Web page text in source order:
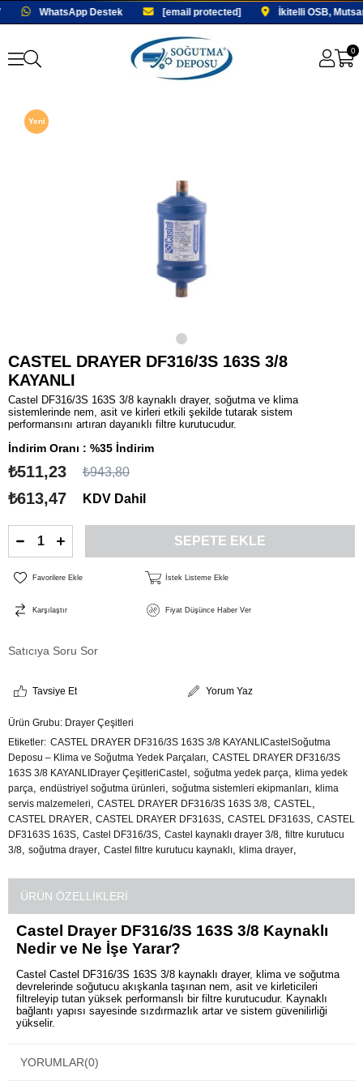
WhatsApp Destek [email protected] İkitelli OSB,
0
Yeni
CASTEL DRAYER DF316/3S 163S 3/8
KAYANLI
Castel DF316/3S 163S 3/8 kaynaklı drayer, soğutma ve klima
sistemlerinde nem, asit ve kirleri etkili şekilde tutarak sistem
performansını artıran dayanıklı filtre kurutucudur.
İndirim Oranı : %35 İndirim
₺943,80
₺511,23
KDV Dahil
₺613,47
Favorilere Ekle İstek Listeme Ekle
Karşılaştır Fiyat Düşünce Haber Ver
Satıcıya Soru Sor
Tavsiye Et Yorum Yaz
Ürün Grubu: Drayer Çeşitleri
Etiketler CASTEL DRAYER DF316/3S 163S 3/8 KAYANLICastelSoğutma
Deposu – Klima ve Soğutma Yedek Parçaları CASTEL DRAYER DF316/3S
163S 3/8 KAYANLIDrayer ÇeşitleriCastel
soğutma yedek parça
klima yedek
parça
endüstriyel soğutma ürünleri soğutma sistemleri ekipmanları klima
servis malzemeleri
CASTEL DRAYER DF316/3S 163S 3/8 CASTEL
CASTEL DRAYER CASTEL DRAYER DF3163S CASTEL DF3163S CASTEL
DF3163S 163S Castel DF316/3S Castel kaynaklı drayer 3/8 filtre kurutucu
3/8 soğutma drayer Castel filtre kurutucu kaynaklı klima drayer
ÜRÜN ÖZELLIKLERI
Castel Drayer DF316/3S 163S 3/8 Kaynaklı
Nedir ve Ne İşe Yarar?
Castel Castel DF316/3S 163S 3/8 kaynaklı drayer, klima ve soğutma
devrelerinde soğutucu akışkanla taşınan nem, asit ve kirleticileri
filtreleyip tutan yüksek performanslı bir filtre kurutucudur. Kaynaklı
bağlantı yapısı sayesinde sızdırmazlık artar ve sistem güvenilirliği
yükselir.
Castel DF316/3S 163S 3/8 kaynaklı filtre kurutucu, soğutma devresi
içerisindeki nem ve kirleticilerin giderilmesi, sistem verimliliğinin
YORUMLAR(0)